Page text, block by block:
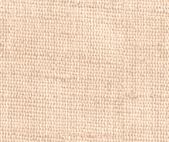
содержал 26
Наиболее
атлас
выдержал
латинском и